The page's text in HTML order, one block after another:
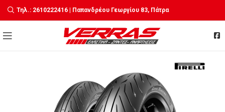
Τηλ.: 2610222416 | Παπανδρέου Γεωργίου 83, Πάτρα